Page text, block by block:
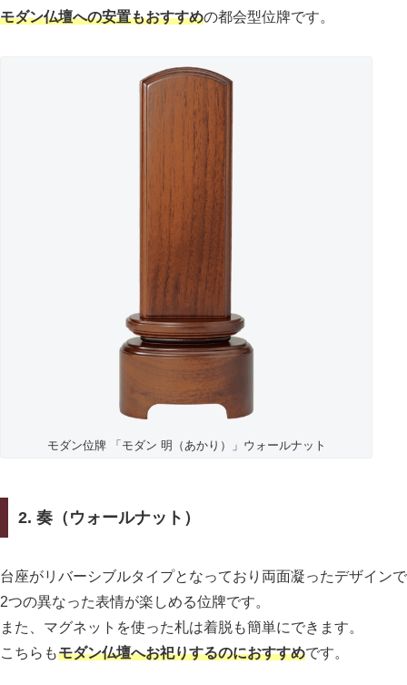
モダン仏壇への安置もおすすめの都会型位牌です。
モダン位牌 「モダン 明（あかり）」ウォールナット
2. 奏（ウォールナット）
台座がリバーシブルタイプとなっており両面凝ったデザイン
2つの異なった表情が楽しめる位牌です。
また、マグネットを使った札は着脱も簡単にできます。
こちらもモダン仏壇へお祀りするのにおすすめです。